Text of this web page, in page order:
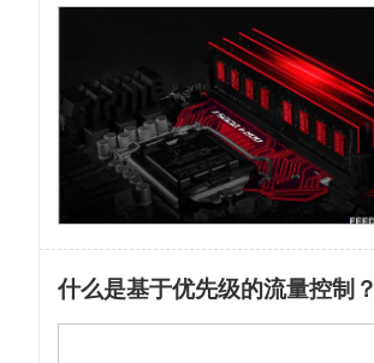
什么是基于优先级的流量控制？